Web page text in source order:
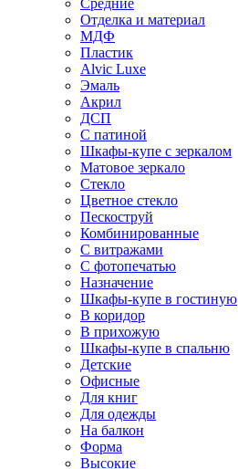
Средние
Отделка и материал
МДФ
Пластик
Alvic Luxe
Эмаль
Акрил
ДСП
С патиной
Шкафы-купе с зеркалом
Матовое зеркало
Стекло
Цветное стекло
Пескоструй
Комбинированные
С витражами
С фотопечатью
Назначение
Шкафы-купе в гостиную
В коридор
В прихожую
Шкафы-купе в спальню
Детские
Офисные
Для книг
Для одежды
На балкон
Форма
Высокие